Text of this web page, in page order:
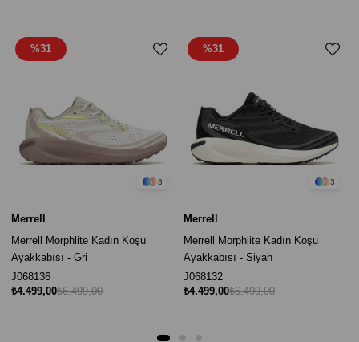
3
Merrell
Merrell Morphlite Kadın Koşu
Ayakkabısı - Gri
J068136
₺4.499,00₺6.499,00
%31
3
Merrell
Merrell Morphlite Kadın Koşu
Ayakkabısı - Siyah
J068132
₺4.499,00₺6.499,00
%31